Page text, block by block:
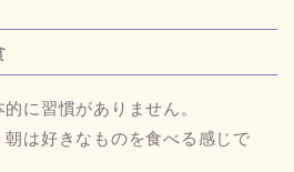
に習慣がありません。
は好きなものを食べる感じで